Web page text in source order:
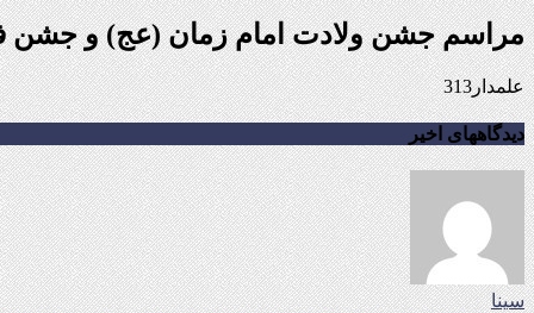
مراسم جشن ولادت امام زمان (عج) و جشن
علمدار313
دیدگاههای اخیر
سینا